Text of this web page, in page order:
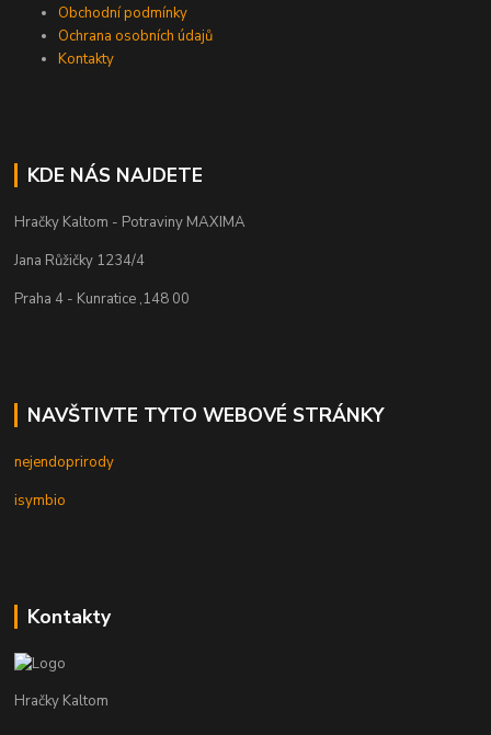
Obchodní podmínky
Ochrana osobních údajů
Kontakty
KDE NÁS NAJDETE
Hračky Kaltom - Potraviny MAXIMA
Jana Růžičky 1234/4
Praha 4 - Kunratice ,148 00
NAVŠTIVTE TYTO WEBOVÉ STRÁNKY
nejendoprirody
isymbio
Kontakty
Hračky Kaltom